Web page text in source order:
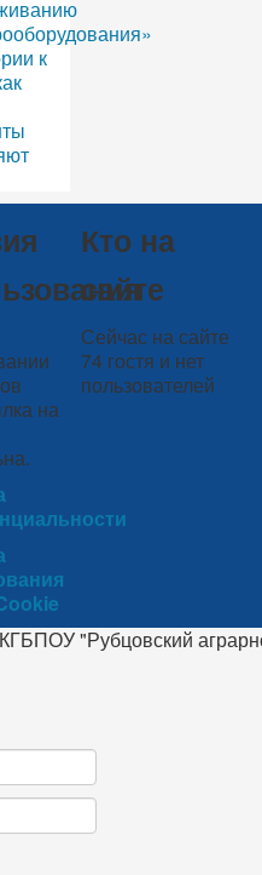
к
на
Кто на
сайте
Сейчас на сайте
74 гостя и нет
пользователей
"Рубцовский